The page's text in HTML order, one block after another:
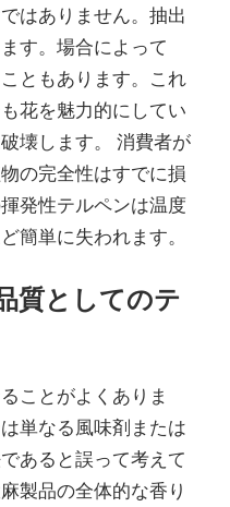
はありません。抽出
す。場合によって
ともあります。これ
花を魅力的にしてい
壊します。 消費者が
の完全性はすでに損
発性テルペンは温度
簡単に失われます。
質としてのテ
ことがよくありま
単なる風味剤または
あると誤って考えて
製品の全体的な香り